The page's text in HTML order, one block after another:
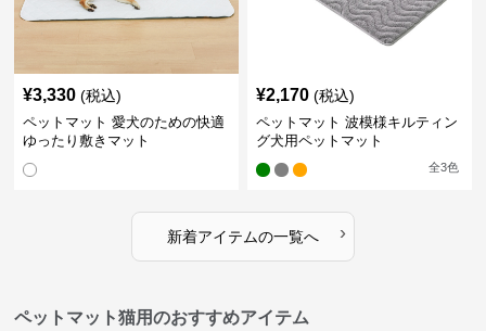
¥3,330 (税込)
ペットマット 愛犬のための快適
ゆったり敷きマット
¥2,170 (税込)
ペットマット 波模様キルティン
グ犬用ペットマット
全3色
新着アイテムの一覧へ ›
ペットマット猫用のおすすめアイテム